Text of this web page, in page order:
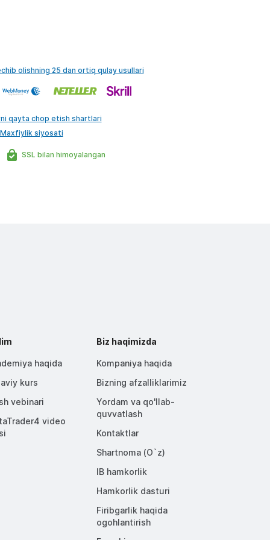
olishning 25 dan ortiq qulay usullari
SSL bilan himoyalangan
qayta chop etish shartlari
Maxfiylik siyosati
haqida
kurs
vebinari
video
Biz haqimizda
Kompaniya haqida
Bizning afzalliklarimiz
Yordam va qo'llab-
quvvatlash
Kontaktlar
Shartnoma (O`z)
IB hamkorlik
Hamkorlik dasturi
Firibgarlik haqida
ogohlantirish